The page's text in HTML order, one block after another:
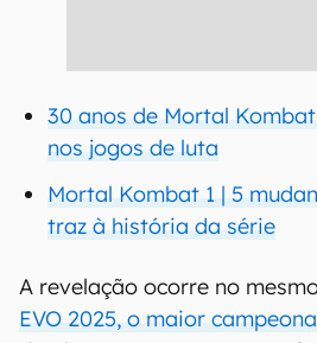
30 anos de Mortal
nos jogos de luta
Mortal Kombat 1 | 5
traz à história da série
A revelação ocorre no
EVO 2025, o maior